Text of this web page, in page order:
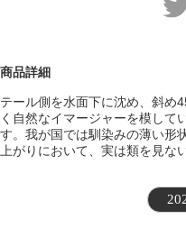
商品詳細
テール側を水面下に沈め、斜め
く自然なイマージャーを模して
す。我が国では馴染みの薄い形
上がりにおいて、実は類を見な